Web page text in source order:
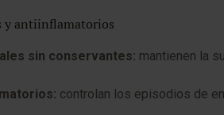
y antiinflamatorios
sin conservantes: mantienen la
controlan los episodios de